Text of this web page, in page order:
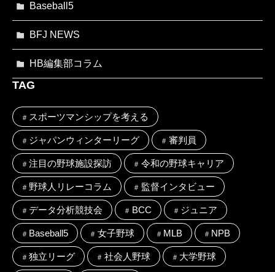
Baseball5
BFJ NEWS
HB編集部コラム
TAG
スポーツマンシップを考える
ジャパンウィンターリーグ 審判員
注目の野球施設探訪 令和の野球キャリア
野球人リレーコラム 監督インタビュー
データ分析競技会 BCC ジュニア
Baseball5 女子野球 MLB NPB
独立リーグ 社会人野球 大学野球